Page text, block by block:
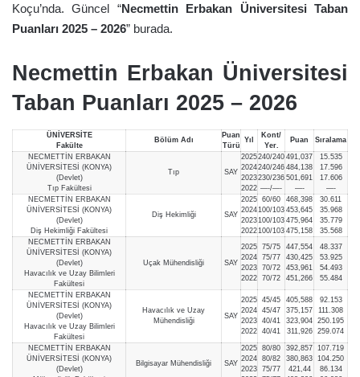
Koçu’nda. Güncel “Necmettin Erbakan Üniversitesi Taban
Puanları 2025 – 2026” burada.
Necmettin Erbakan Üniversitesi
Taban Puanları 2025 – 2026
ÜNİVERSİTE
Fakülte
Bölüm Adı
Puan
Türü
Yıl
Kont/
Yer.
Puan Sıralama
NECMETTİN ERBAKAN
ÜNİVERSİTESİ (KONYA)
(Devlet)
Tıp Fakültesi
Tıp SAY
2025
2024
2023
2022
240/240
240/246
230/236
—-/—-
491,037
484,138
501,691
—-
15.535
17.596
17.606
—-
NECMETTİN ERBAKAN
ÜNİVERSİTESİ (KONYA)
(Devlet)
Diş Hekimliği Fakültesi
Diş Hekimliği SAY
2025
2024
2023
2022
60/60
100/103
100/103
100/103
468,398
453,645
475,964
475,158
30.611
35.968
35.779
35.568
NECMETTİN ERBAKAN
ÜNİVERSİTESİ (KONYA)
(Devlet)
Havacılık ve Uzay Bilimleri
Fakültesi
Uçak Mühendisliği SAY
2025
2024
2023
2022
75/75
75/77
70/72
70/72
447,554
430,425
453,961
451,266
48.337
53.925
54.493
55.484
NECMETTİN ERBAKAN
ÜNİVERSİTESİ (KONYA)
(Devlet)
Havacılık ve Uzay Bilimleri
Fakültesi
Havacılık ve Uzay
Mühendisliği
SAY
2025
2024
2023
2022
45/45
45/47
40/41
40/41
405,588
375,157
323,904
311,926
92.153
111.308
250.195
259.074
NECMETTİN ERBAKAN
ÜNİVERSİTESİ (KONYA)
(Devlet)
Bilgisayar Mühendisliği SAY
2025
2024
2023
80/80
80/82
75/77
392,857
380,863
421,44
107.719
104.250
86.134